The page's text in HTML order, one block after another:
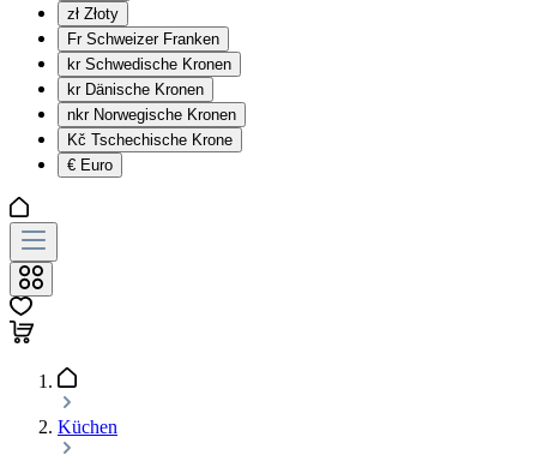
zł Złoty
Fr Schweizer Franken
kr Schwedische Kronen
kr Dänische Kronen
nkr Norwegische Kronen
Kč Tschechische Krone
€ Euro
Küchen